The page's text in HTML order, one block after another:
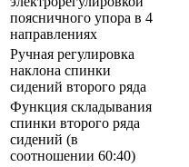
поясничного упора в 4
направлениях
Ручная регулировка
наклона спинки
сидений второго ряда
Функция складывания
спинки второго ряда
сидений (в
соотношении 60:40)